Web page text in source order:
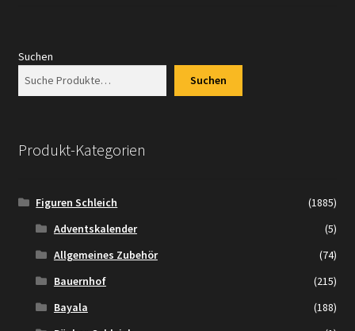
Suchen
Suchen
Produkt-Kategorien
Figuren Schleich
(1885)
Adventskalender
(5)
Allgemeines Zubehör
(74)
Bauernhof
(215)
Bayala
(188)